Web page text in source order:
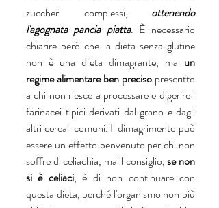
zuccheri complessi, ottenendo
l'agognata pancia piatta. È necessario
chiarire però che la dieta senza glutine
non è una dieta dimagrante, ma un
regime alimentare ben preciso prescritto
a chi non riesce a processare e digerire i
farinacei tipici derivati dal grano e dagli
altri cereali comuni. Il dimagrimento può
essere un effetto benvenuto per chi non
soffre di celiachia, ma il consiglio, se non
si è celiaci, è di non continuare con
questa dieta, perché l'organismo non più